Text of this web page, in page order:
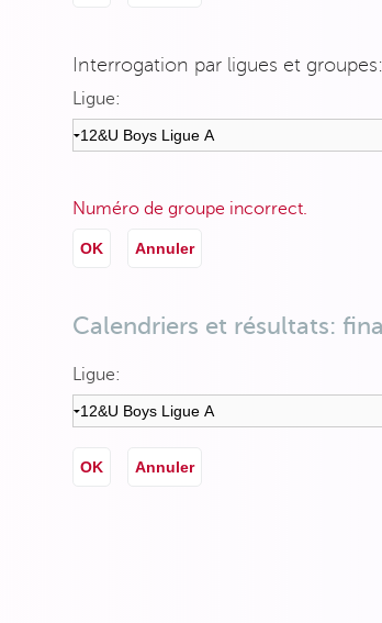
Interrogation par ligues et groupes:
Ligue:
Numéro de groupe incorrect.
OK Annuler
Calendriers et résultats:
Ligue:
OK Annuler